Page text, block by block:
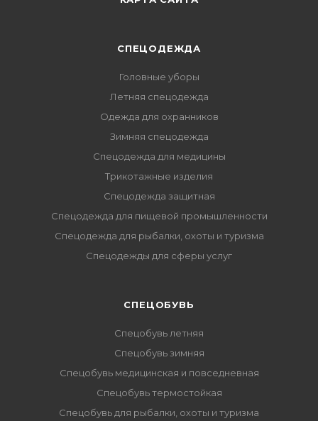
СПЕЦОДЕЖДА
Головные уборы
Летняя спецодежда
Одежда для охранников
Зимняя спецодежда
Спецодежда для медицины
Трикотажные изделия
Спецодежда защитная
Спецодежда для пищевой промышленности
Спецодежда для рыбалки, охоты и туризма
Спецодежды для сферы услуг
CПЕЦОБУВЬ
Спецобувь летняя
Спецобувь зимняя
Спецобувь медицинская и повседневная
Спецобувь термостойкая
Спецобувь для рыбалки, охоты и туризма